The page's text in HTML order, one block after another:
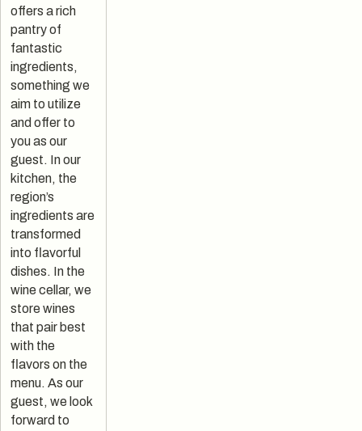
offers a rich
pantry of
fantastic
ingredients,
something we
aim to utilize
and offer to
you as our
guest. In our
kitchen, the
region’s
ingredients are
transformed
into flavorful
dishes. In the
wine cellar, we
store wines
that pair best
with the
flavors on the
menu. As our
guest, we look
forward to